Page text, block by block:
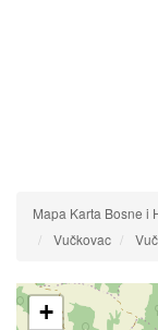
Mapa Karta Bosne i
Vučkovac
+